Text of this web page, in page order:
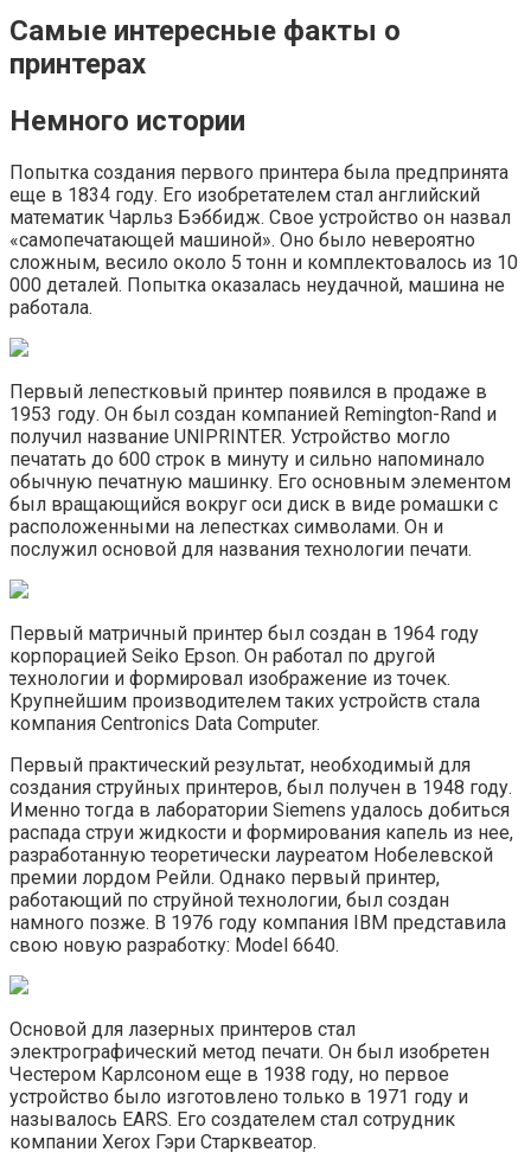
Самые интересные факты о
принтерах
Немного истории
Попытка создания первого принтера была предпринята
еще в 1834 году. Его изобретателем стал английский
математик Чарльз Бэббидж. Свое устройство он назвал
«самопечатающей машиной». Оно было невероятно
сложным, весило около 5 тонн и комплектовалось из 10
000 деталей. Попытка оказалась неудачной, машина не
работала.
Первый лепестковый принтер появился в продаже в
1953 году. Он был создан компанией Remington-Rand и
получил название UNIPRINTER. Устройство могло
печатать до 600 строк в минуту и сильно напоминало
обычную печатную машинку. Его основным элементом
был вращающийся вокруг оси диск в виде ромашки с
расположенными на лепестках символами. Он и
послужил основой для названия технологии печати.
Первый матричный принтер был создан в 1964 году
корпорацией Seiko Epson. Он работал по другой
технологии и формировал изображение из точек.
Крупнейшим производителем таких устройств стала
компания Centronics Data Computer.
Первый практический результат, необходимый для
создания струйных принтеров, был получен в 1948 году.
Именно тогда в лаборатории Siemens удалось добиться
распада струи жидкости и формирования капель из нее,
разработанную теоретически лауреатом Нобелевской
премии лордом Рейли. Однако первый принтер,
работающий по струйной технологии, был создан
намного позже. В 1976 году компания IBM представила
свою новую разработку: Model 6640.
Основой для лазерных принтеров стал
электрографический метод печати. Он был изобретен
Честером Карлсоном еще в 1938 году, но первое
устройство было изготовлено только в 1971 году и
называлось EARS. Его создателем стал сотрудник
компании Xerox Гэри Старквеатор.